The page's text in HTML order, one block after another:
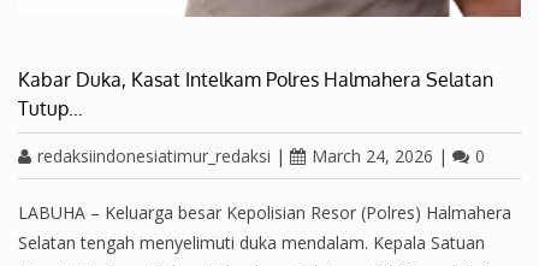
Kabar Duka, Kasat Intelkam Polres Halmahera Selatan
Tutup…
redaksiindonesiatimur_redaksi | March 24, 2026 | 0
LABUHA – Keluarga besar Kepolisian Resor (Polres) Halmahera
Selatan tengah menyelimuti duka mendalam. Kepala Satuan